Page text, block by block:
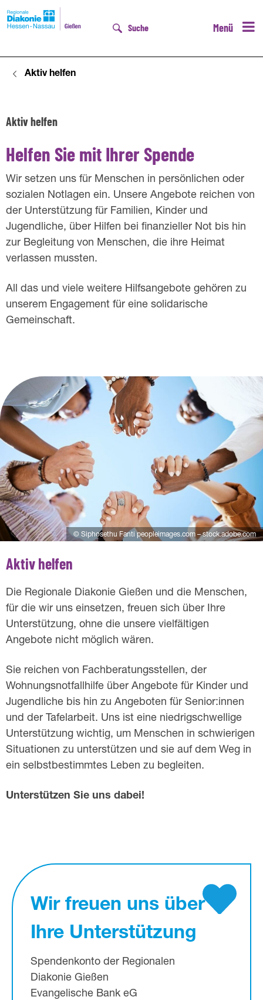
Menü
Suche
Aktiv helfen
H
e
l
f
e
n
S
i
e
I
h
r
e
r
S
p
e
n
d
e
Aktiv helfen
Helfen Sie mit Ihrer Spende
Wir setzen uns für Menschen in persönlichen oder
sozialen Notlagen ein. Unsere Angebote reichen von
der Unterstützung für Familien, Kinder und
Jugendliche, über Hilfen bei finanzieller Not bis hin
zur Begleitung von Menschen, die ihre Heimat
verlassen mussten.
All das und viele weitere Hilfsangebote gehören zu
unserem Engagement für eine solidarische
Gemeinschaft.
© Siphosethu Fanti peopleimages.com – stock.adobe.com
Aktiv helfen
Die Regionale Diakonie Gießen und die Menschen,
für die wir uns einsetzen, freuen sich über Ihre
Unterstützung, ohne die unsere vielfältigen
Angebote nicht möglich wären.
Sie reichen von Fachberatungsstellen, der
Wohnungsnotfallhilfe über Angebote für Kinder und
Jugendliche bis hin zu Angeboten für Senior:innen
und der Tafelarbeit. Uns ist eine niedrigschwellige
Unterstützung wichtig, um Menschen in schwierigen
Situationen zu unterstützen und sie auf dem Weg in
ein selbstbestimmtes Leben zu begleiten.
Unterstützen Sie uns dabei!
Wir freuen uns über
Ihre Unterstützung
Spendenkonto der Regionalen
Diakonie Gießen
Evangelische Bank eG